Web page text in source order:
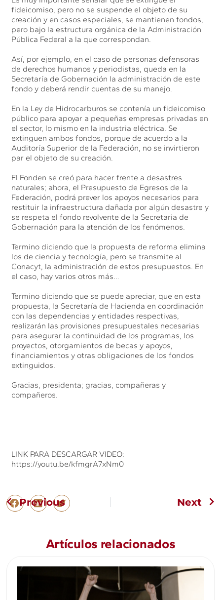
fideicomiso, pero no se suspende el objeto de su
creación y en casos especiales, se mantienen fondos,
pero bajo la estructura orgánica de la Administración
Pública Federal a la que correspondan.
Así, por ejemplo, en el caso de personas defensoras
de derechos humanos y periodistas, queda en la
Secretaría de Gobernación la administración de este
fondo y deberá rendir cuentas de su manejo.
En la Ley de Hidrocarburos se contenía un fideicomiso
público para apoyar a pequeñas empresas privadas en
el sector, lo mismo en la industria eléctrica. Se
extinguen ambos fondos, porque de acuerdo a la
Auditoría Superior de la Federación, no se invirtieron
par el objeto de su creación.
El Fonden se creó para hacer frente a desastres
naturales; ahora, el Presupuesto de Egresos de la
Federación, podrá prever los apoyos necesarios para
restituir la infraestructura dañada por algún desastre y
se respeta el fondo revolvente de la Secretaria de
Gobernación para la atención de los fenómenos.
Termino diciendo que la propuesta de reforma elimina
los de ciencia y tecnología, pero se transmite al
Conacyt, la administración de estos presupuestos. En
el caso, hay varios otros más…
Termino diciendo que se puede apreciar, que en esta
propuesta, la Secretaría de Hacienda en coordinación
con las dependencias y entidades respectivas,
realizarán las provisiones presupuestales necesarias
para asegurar la continuidad de los programas, los
proyectos, otorgamientos de becas y apoyos,
financiamientos y otras obligaciones de los fondos
extinguidos.
Gracias, presidenta; gracias, compañeras y
compañeros.
LINK PARA DESCARGAR VIDEO:
https://youtu.be/kfmgrA7xNm0
Previous Next
Artículos relacionados